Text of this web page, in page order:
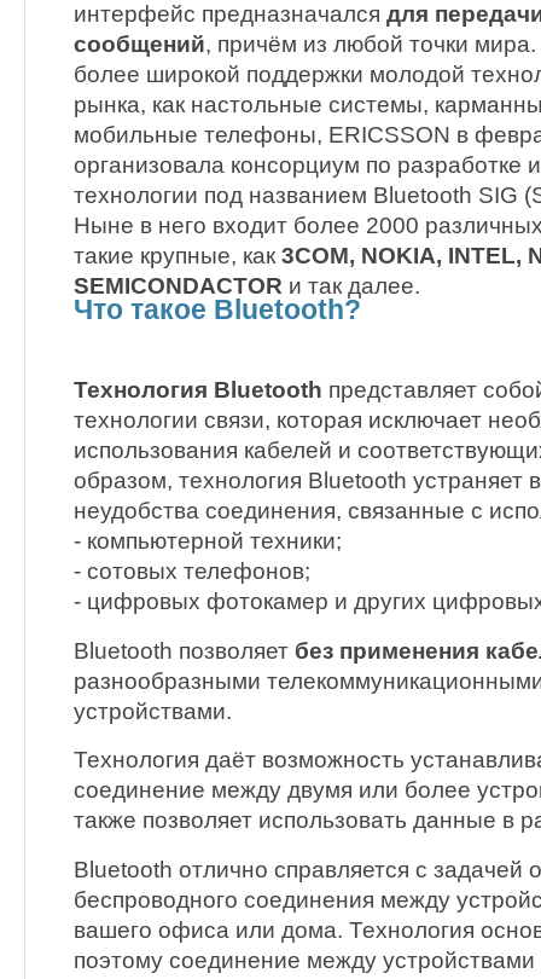
интерфейс предназначался для
сообщений, причём из любой точки
более широкой поддержки молодой
рынка, как настольные системы,
мобильные телефоны, ERICSSON в
организовала консорциум по разработке
технологии под названием Bluetooth SIG
Ныне в него входит более 2000
такие крупные, как 3СOM, NOKIA, INTEL,
SEMICONDACTOR и так далее.
Что такое Bluetooth?
Технология Bluetooth представляет
технологии связи, которая исключает
использования кабелей и
образом, технология Bluetooth устраняет
неудобства соединения, связанные с
- компьютерной техники;
- сотовых телефонов;
- цифровых фотокамер и других
Bluetooth позволяет без применения
разнообразными
устройствами.
Технология даёт возможность
соединение между двумя или более
также позволяет использовать данные в
Bluetooth отлично справляется с задачей
беспроводного соединения между
вашего офиса или дома. Технология
поэтому соединение между устройствами